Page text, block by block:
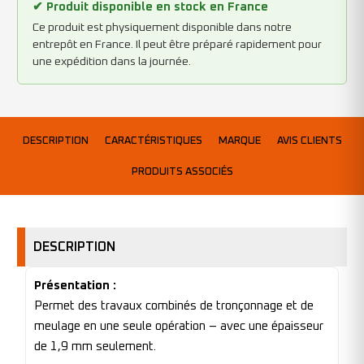
✔ Produit disponible en stock en France
Ce produit est physiquement disponible dans notre
entrepôt en France. Il peut être préparé rapidement pour
une expédition dans la journée.
DESCRIPTION CARACTÉRISTIQUES MARQUE AVIS CLIENTS
PRODUITS ASSOCIÉS
DESCRIPTION
Présentation :
Permet des travaux combinés de tronçonnage et de
meulage en une seule opération – avec une épaisseur
de 1,9 mm seulement.